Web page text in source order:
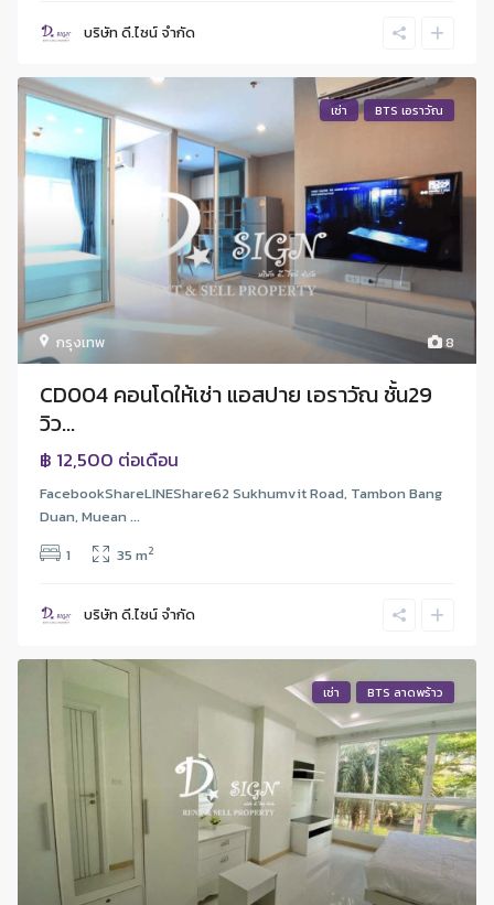
บริษัท ดี.ไซน์ จํากัด
8
กรุงเทพ
เช่า BTS เอราวัณ
CD004 คอนโดให้เช่า แอสปาย เอราวัณ ชั้น29
วิว...
฿ 12,500 ต่อเดือน
FacebookShareLINEShare62 Sukhumvit Road, Tambon Bang
Duan, Muean ...
1
35 m2
บริษัท ดี.ไซน์ จํากัด
เช่า BTS ลาดพร้าว